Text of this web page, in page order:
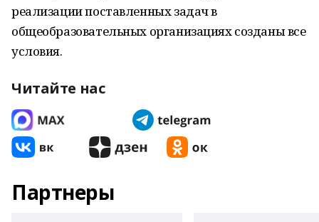
реализации поставленных задач в
общеобразовательных организациях созданы все
условия.
Читайте нас
Партнеры